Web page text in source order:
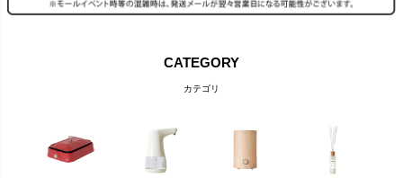
CATEGORY
カテゴリ